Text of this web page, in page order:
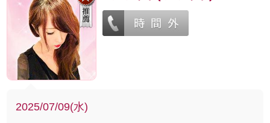
2025/07/09(水)